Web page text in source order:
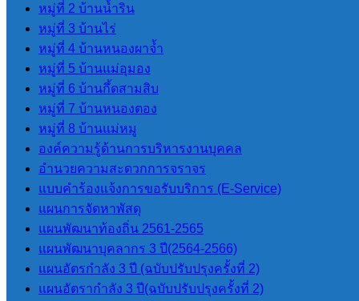
หมู่ที่ 2 บ้านน้ำริน
หมู่ที่ 3 บ้านไร่
หมู่ที่ 4 บ้านหนองผาจ้ำ
หมู่ที่ 5 บ้านแม่อุมอง
หมู่ที่ 6 บ้านกึ้ดสามสิบ
หมู่ที่ 7 บ้านหนองตอง
หมู่ที่ 8 บ้านแม่หมู
องค์ความรู้ด้านการบริหารงานบุคคล
อำนวยความสะดวกการจราจร
แบบคำร้องแจ้งการขอรับบริการ (E-Service)
แผนการจัดหาพัสดุ
แผนพัฒนาท้องถิ่น 2561-2565
แผนพัฒนาบุคลากร 3 ปี(2564-2566)
แผนอัตรกำลัง 3 ปี (ฉบับปรับปรุงครั้งที่ 2)
แผนอัตรากำลัง 3 ปี(ฉบับปรับปรุงครั้งที่ 2)
แผนพัฒนาบุคลากร 3 ปี(2564-2566)
แผนอัตรากําลัง 3 ปี (2564-2566)
ข้อบัญญัติงบประมาณรายจ่ายประจำปี
แผนการดําเนินการ
แผนการจัดหาพัสดุ
กฏหมายและพระราช
บัญญัติ
ระเบียบข้อกฏหมายที่เกี่ยวข้อง
รายงานต่างๆ